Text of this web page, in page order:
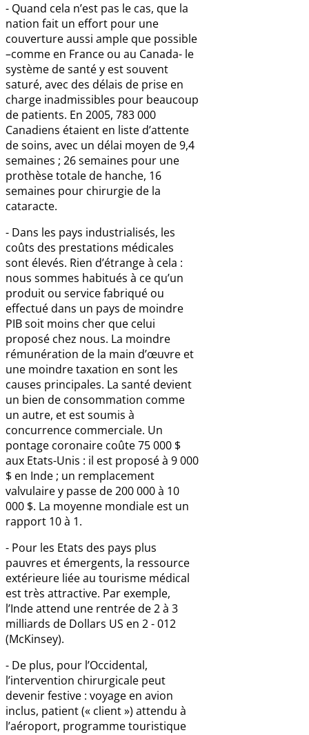
- Quand cela n’est pas le cas, que la
nation fait un effort pour une
couverture aussi ample que possible
–comme en France ou au Canada- le
système de santé y est souvent
saturé, avec des délais de prise en
charge inadmissibles pour beaucoup
de patients. En 2005, 783 000
Canadiens étaient en liste d’attente
de soins, avec un délai moyen de 9,4
semaines ; 26 semaines pour une
prothèse totale de hanche, 16
semaines pour chirurgie de la
cataracte.
- Dans les pays industrialisés, les
coûts des prestations médicales
sont élevés. Rien d’étrange à cela :
nous sommes habitués à ce qu’un
produit ou service fabriqué ou
effectué dans un pays de moindre
PIB soit moins cher que celui
proposé chez nous. La moindre
rémunération de la main d’œuvre et
une moindre taxation en sont les
causes principales. La santé devient
un bien de consommation comme
un autre, et est soumis à
concurrence commerciale. Un
pontage coronaire coûte 75 000 $
aux Etats-Unis : il est proposé à 9 000
$ en Inde ; un remplacement
valvulaire y passe de 200 000 à 10
000 $. La moyenne mondiale est un
rapport 10 à 1.
- Pour les Etats des pays plus
pauvres et émergents, la ressource
extérieure liée au tourisme médical
est très attractive. Par exemple,
l’Inde attend une rentrée de 2 à 3
milliards de Dollars US en 2 - 012
(McKinsey).
- De plus, pour l’Occidental,
l’intervention chirurgicale peut
devenir festive : voyage en avion
inclus, patient (« client ») attendu à
l’aéroport, programme touristique